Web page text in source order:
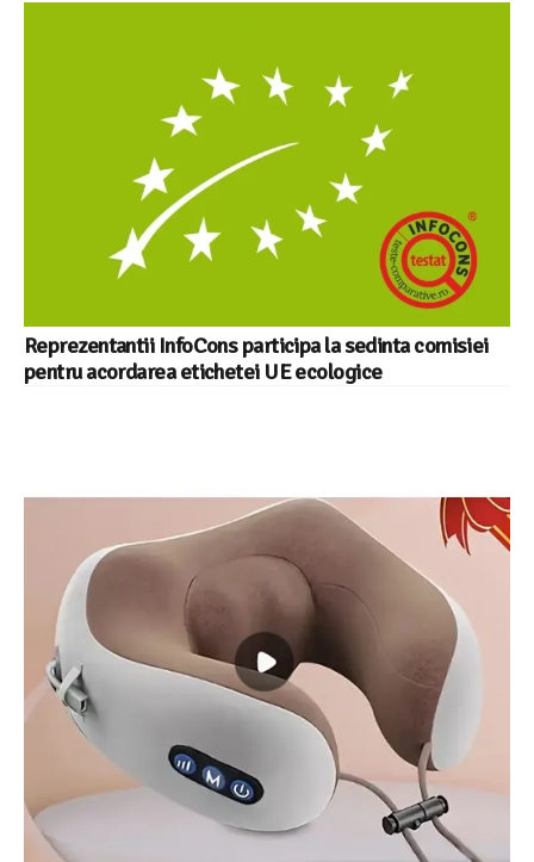
Reprezentantii InfoCons participa la sedinta comisiei
pentru acordarea etichetei UE ecologice